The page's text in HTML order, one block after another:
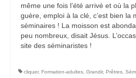
même une fois l’été arrivé et où la
guère, emploi à la clé, c’est bien la
séminaires ! La moisson est
peu nombreux, disait Jésus.
site des séminaristes !
cliquer, Formation-adultes Grandir, Prêtres